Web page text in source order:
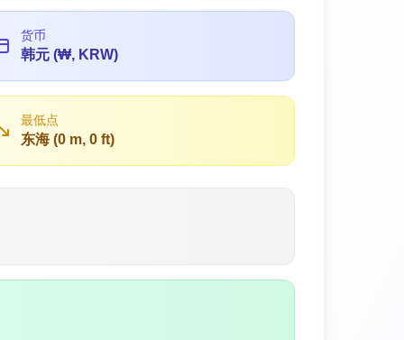
货币
韩元 (₩, KRW)
最低点
东海 (0 m, 0 ft)